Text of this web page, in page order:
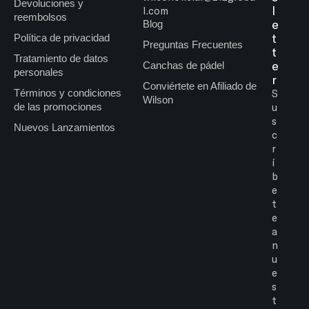
Devoluciones y
reembolsos
Política de privacidad
Tratamiento de datos
personales
Términos y condiciones
de las promociones
Nuevos Lanzamientos
l.com
Blog
Preguntas Frecuentes
Canchas de pádel
Conviértete en Afiliado de
Wilson
l
e
t
t
e
r
S
u
s
c
r
í
b
e
t
e
a
n
u
e
s
t